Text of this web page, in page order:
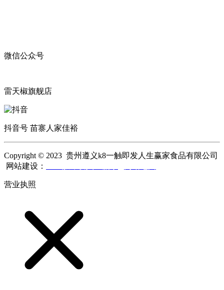
微信公众号
雷天椒旗舰店
抖音号 苗寨人家佳裕
Copyright © 2023 贵州遵义k8一触即发人生赢家食品有限公司
网站建设：
营业执照